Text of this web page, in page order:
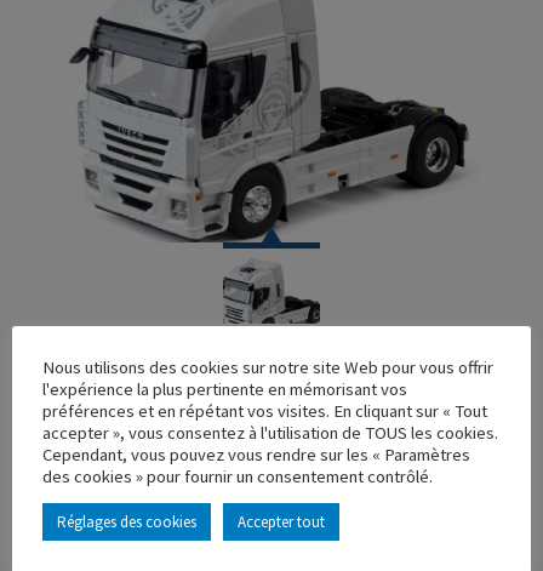
CAMION
TRACTEUR IVECO STRALIS 2007 BLANC
Réf. : 113614
Rupture de stock
Caractéristique principales :
Nous utilisons des cookies sur notre site Web pour vous offrir
l'expérience la plus pertinente en mémorisant vos
préférences et en répétant vos visites. En cliquant sur « Tout
accepter », vous consentez à l'utilisation de TOUS les cookies.
Cependant, vous pouvez vous rendre sur les « Paramètres
des cookies » pour fournir un consentement contrôlé.
Réglages des cookies Accepter tout